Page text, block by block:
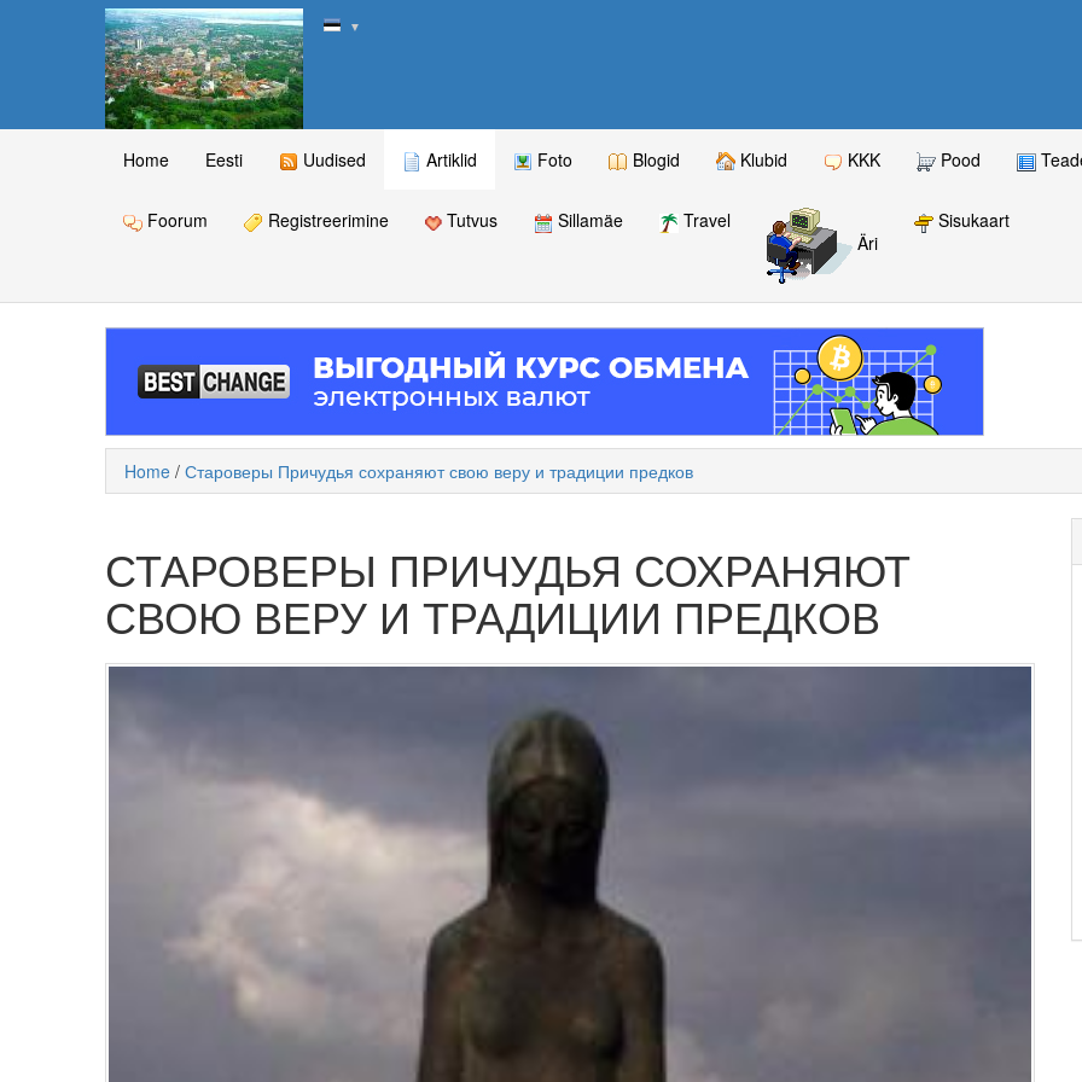
▼
Home Eesti Uudised Artiklid Foto Blogid Klubid KKK Pood
Foorum Registreerimine Tutvus Sillamäe
Travel
Äri
Sisukaart
Home / Староверы Причудья сохраняют свою веру и традиции предков
СТАРОВЕРЫ ПРИЧУДЬЯ СОХРАНЯЮТ
СВОЮ ВЕРУ И ТРАДИЦИИ ПРЕДКОВ